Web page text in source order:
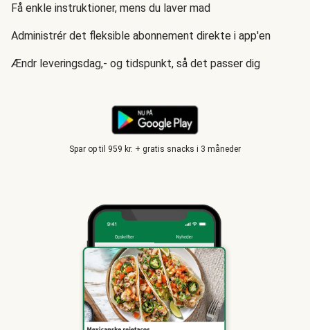
Få enkle instruktioner, mens du laver mad
Administrér det fleksible abonnement direkte i app'en
Ændr leveringsdag,- og tidspunkt, så det passer dig
Spar op til 959 kr. + gratis snacks i 3 måneder